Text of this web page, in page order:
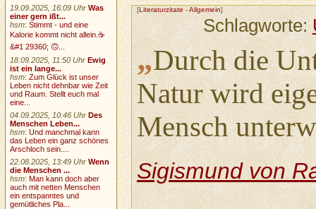
[Literaturzitate -Allgemein]
Schlagworte:
„Durch die
Natur wird
Mensch
Sigismund von
19.09.2025, 16:09 Uhr Was
einer gern ißt...
hsm:Stimmt - und eine
Kalorie kommt nicht allein.☕
&#1 29360; 🙃...
18.09.2025, 11:50 Uhr Ewig
ist ein lange...
hsm:Zum Glück ist unser
Leben nicht dehnbar wie Zeit
und Raum. Stellt euch mal
eine...
04.09.2025, 10:46 Uhr Des
Menschen Leben...
hsm:Und manchmal kann
das Leben ein ganz schönes
Arschloch sein....
22.08.2025, 13:49 Uhr Wenn
die Menschen ...
hsm:Man kann doch aber
auch mit netten Menschen
ein entspanntes und
gemütliches Pla...